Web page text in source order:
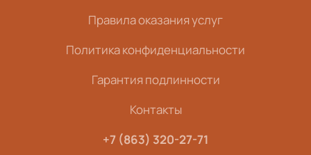
Правила оказания услуг
Политика конфиденциальности
Гарантия подлинности
Контакты
+7 (863) 320-27-71